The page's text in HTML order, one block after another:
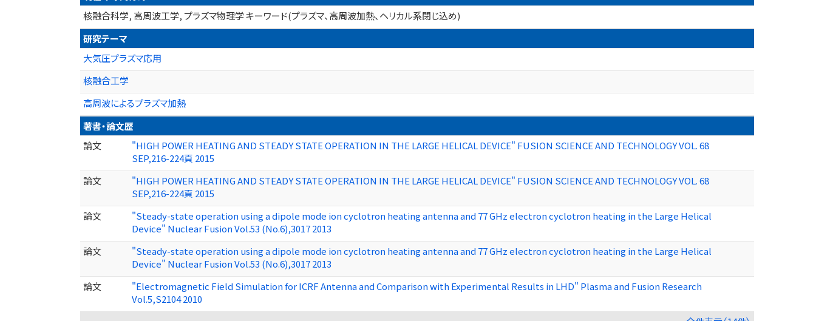
核融合科学, 高周波工学, プラズマ物理学 キーワード(プラズマ、高周波加熱、ヘリカル系閉じ込め)
研究テーマ
大気圧プラズマ応用
核融合工学
高周波によるプラズマ加熱
著書・論文歴
論文
"HIGH POWER HEATING AND STEADY STATE OPERATION IN THE LARGE HELICAL DEVICE" FUSION SCIENCE AND TECHNOLOGY VOL. 68
SEP,216-224頁 2015
論文
"HIGH POWER HEATING AND STEADY STATE OPERATION IN THE LARGE HELICAL DEVICE" FUSION SCIENCE AND TECHNOLOGY VOL. 68
SEP,216-224頁 2015
論文
"Steady-state operation using a dipole mode ion cyclotron heating antenna and 77 GHz electron cyclotron heating in the Large Helical
Device" Nuclear Fusion Vol.53 (No.6),3017 2013
論文
"Steady-state operation using a dipole mode ion cyclotron heating antenna and 77 GHz electron cyclotron heating in the Large Helical
Device" Nuclear Fusion Vol.53 (No.6),3017 2013
論文
"Electromagnetic Field Simulation for ICRF Antenna and Comparison with Experimental Results in LHD" Plasma and Fusion Research
Vol.5,S2104 2010